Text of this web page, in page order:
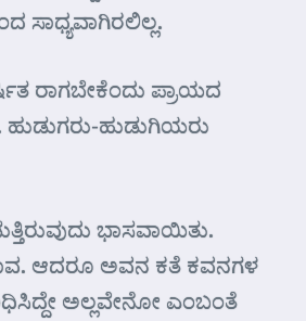
ಸಾಧ್ಯವಾಗಿರಲಿಲ್ಲ.
ರಾಗಬೇಕೆಂದು ಪ್ರಾಯದ
ಹುಡುಗರು-ಹುಡುಗಿಯರು
ಭಾಸವಾಯಿತು.
ಆದರೂ ಅವನ ಕತೆ ಕವನಗಳ
ಅಲ್ಲವೇನೋ ಎಂಬಂತೆ